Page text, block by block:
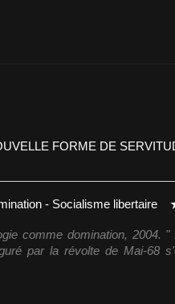
comme domination, 2004. "
par la révolte de Mai-68